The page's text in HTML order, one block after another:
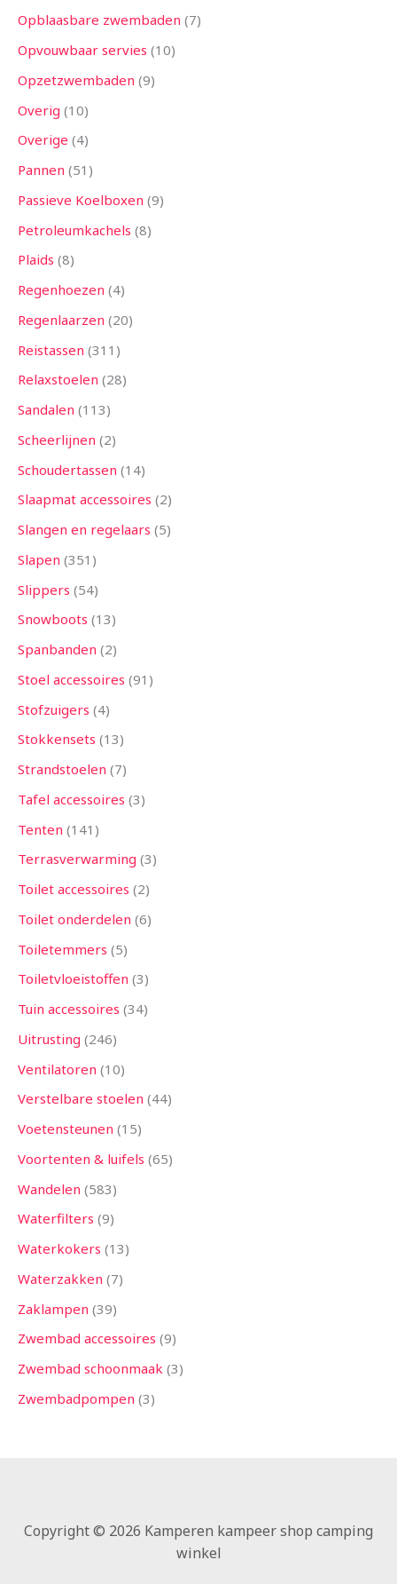
Opblaasbare zwembaden 7
Opvouwbaar servies 10
Opzetzwembaden 9
Overig 10
Overige 4
Pannen 51
Passieve Koelboxen 9
Petroleumkachels 8
Plaids 8
Regenhoezen 4
Regenlaarzen 20
Reistassen 311
Relaxstoelen 28
Sandalen 113
Scheerlijnen 2
Schoudertassen 14
Slaapmat accessoires 2
Slangen en regelaars 5
Slapen 351
Slippers 54
Snowboots 13
Spanbanden 2
Stoel accessoires 91
Stofzuigers 4
Stokkensets 13
Strandstoelen 7
Tafel accessoires 3
Tenten 141
Terrasverwarming 3
Toilet accessoires 2
Toilet onderdelen 6
Toiletemmers 5
Toiletvloeistoffen 3
Tuin accessoires 34
Uitrusting 246
Ventilatoren 10
Verstelbare stoelen 44
Voetensteunen 15
Voortenten & luifels 65
Wandelen 583
Waterfilters 9
Waterkokers 13
Waterzakken 7
Zaklampen 39
Zwembad accessoires 9
Zwembad schoonmaak 3
Zwembadpompen 3
Copyright © 2026 Kamperen kampeer shop camping
winkel